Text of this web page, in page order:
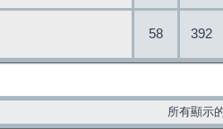
58 392
所有顯示